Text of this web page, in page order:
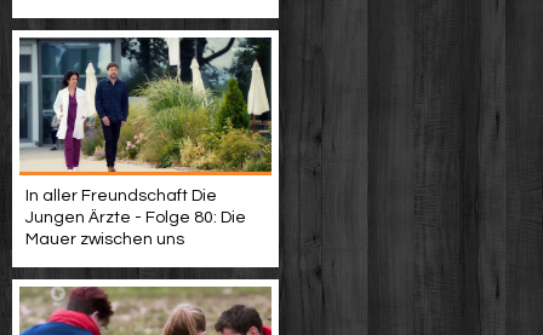
In aller Freundschaft Die
Jungen Ärzte - Folge 80: Die
Mauer zwischen uns